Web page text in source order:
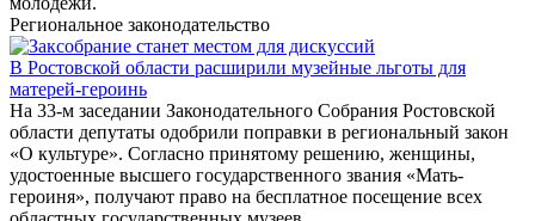
Региональное законодательство
В Ростовской области расширили музейные льготы для
матерей-героинь
На 33-м заседании Законодательного Собрания Ростовской
области депутаты одобрили поправки в региональный закон
«О культуре». Согласно принятому решению, женщины,
удостоенные высшего государственного звания «Мать-
героиня», получают право на бесплатное посещение всех